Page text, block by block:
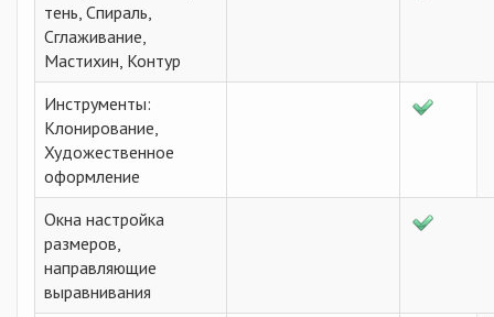
тень, Спираль,
Сглаживание,
Мастихин, Контур
Инструменты:
Клонирование,
Художественное
оформление
Окна настройка
размеров,
направляющие
выравнивания